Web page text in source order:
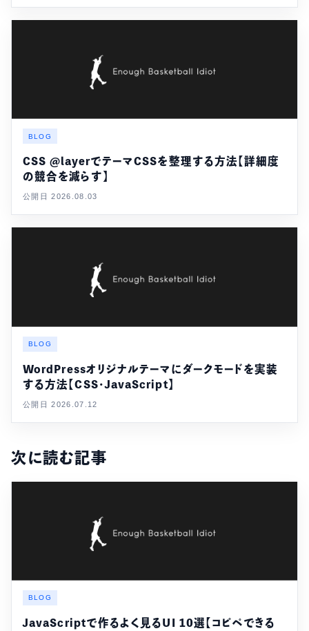
BLOG
CSS @layerでテーマCSSを整理する方法【詳細度
の競合を減らす】
公開日 2026.08.03
BLOG
WordPressオリジナルテーマにダークモードを実装
する方法【CSS・JavaScript】
公開日 2026.07.12
次に読む記事
BLOG
JavaScriptで作るよく見るUI 10選【コピペできる